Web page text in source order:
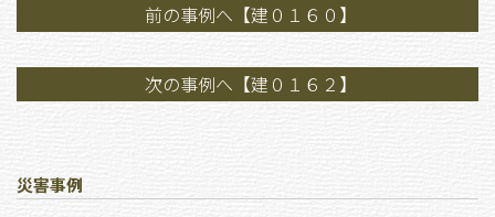
前の事例へ【建０１６０】
次の事例へ【建０１６２】
災害事例